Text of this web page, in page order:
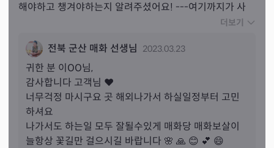
해야하고 챙겨야하는지 알려주셨어요! ---여기까지가 사
람 대 사람으로서의 조언이었구요 --- 생년월일 이름 들으
요 물론 제가 장기 해외일정을 말씀 드리기 전이었는데 바
로 맞추셔서 놀랐어요
운 일에서 !! 관재 관련이었는데 여쭤보니 관재도 하나 있다
고 하시더라구요 ~ ㅜㅜ 근데 바람 불면 날아갈 정도의 관
재구설이라고 하셨어요 처벌 받을 것도 없다고 단언해주셨
구요 제가 걱정하지 않아도 되고 아무 일 없이 지나갈거라
고 공수 주셨고 애기동자님(?)께서도 제가 걱정하는걸 못마
더보기
전북 군산 매화 선생님 2023.03.23
귀한 분 이 OO님,
감사합니다 고객님 ❤️
너무걱정 마시구요 곳 해외나가서 하실일정부터 고민
하셔요
나가서도 하는일 모두 잘될수있게 매화당 매화보살이
늘항상 꽃길만 걸으시길 바랍니다 🌸 🙏 😊 💕 😄